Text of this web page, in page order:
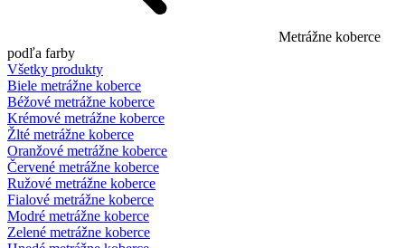
Metrážne koberce
podľa farby
Všetky produkty
Biele metrážne koberce
Béžové metrážne koberce
Krémové metrážne koberce
Žlté metrážne koberce
Oranžové metrážne koberce
Červené metrážne koberce
Ružové metrážne koberce
Fialové metrážne koberce
Modré metrážne koberce
Zelené metrážne koberce